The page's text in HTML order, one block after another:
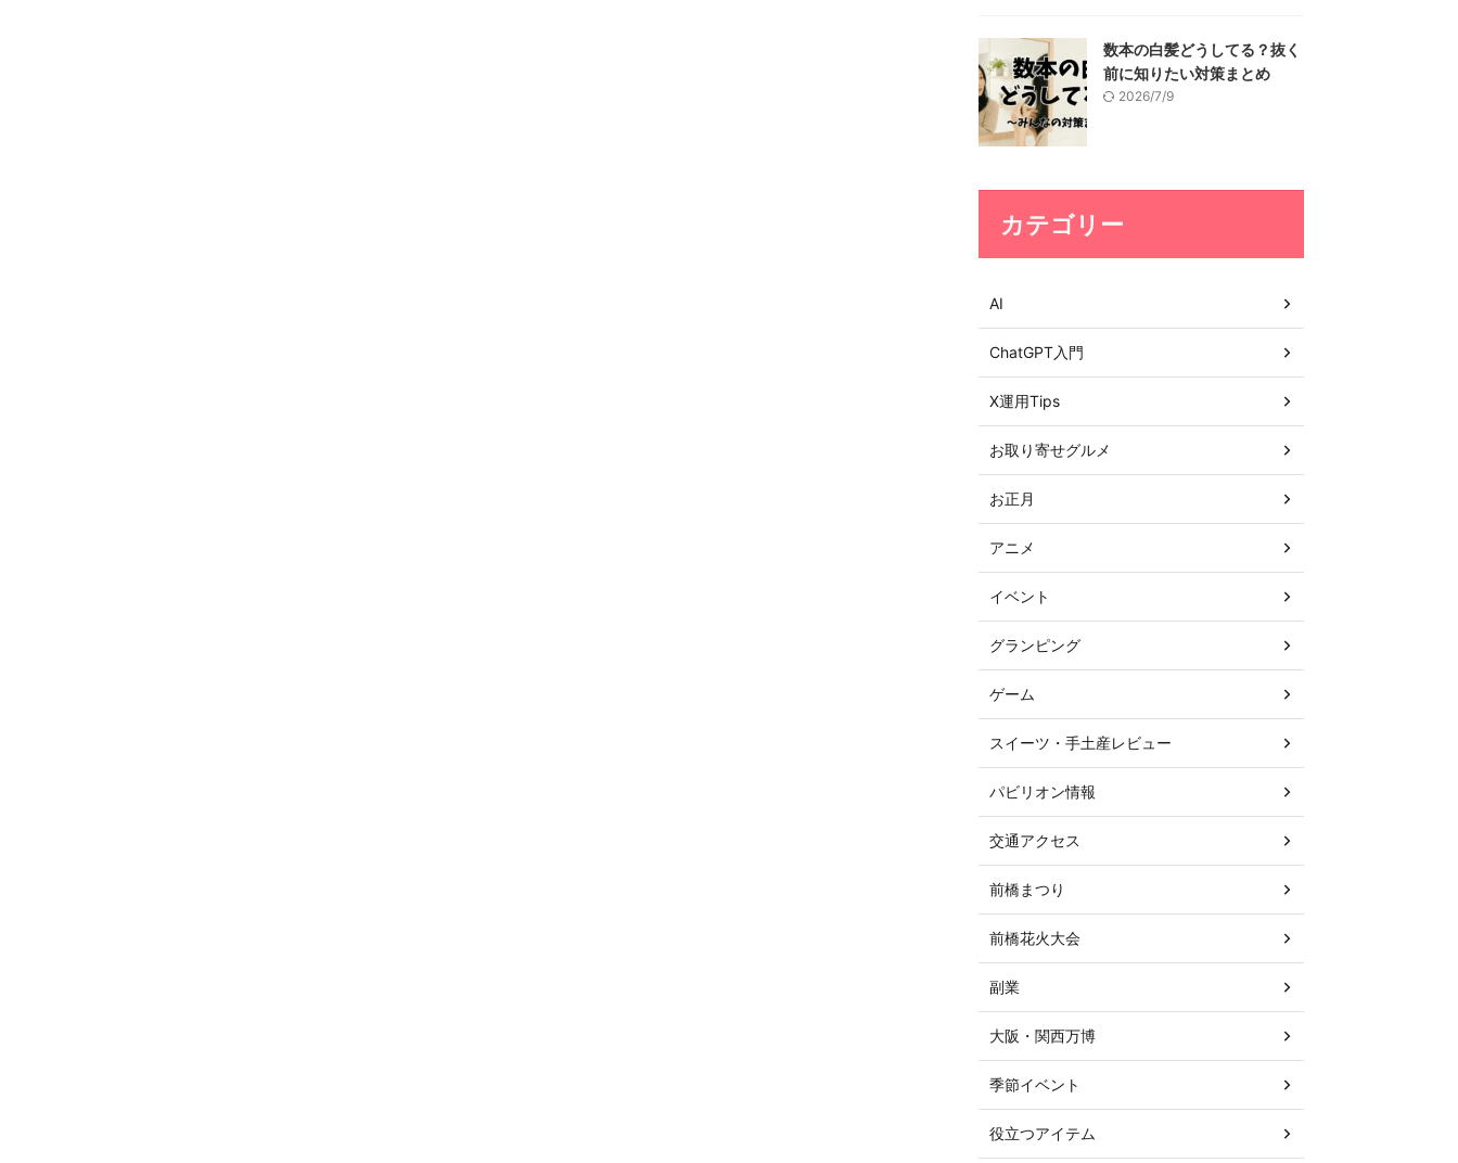
数本の白髪どうしてる？抜く
前に知りたい対策まとめ
2026/7/9
カテゴリー
AI
ChatGPT入門
X運用Tips
お取り寄せグルメ
お正月
アニメ
イベント
グランピング
ゲーム
スイーツ・手土産レビュー
パビリオン情報
交通アクセス
前橋まつり
前橋花火大会
副業
大阪・関西万博
季節イベント
役立つアイテム